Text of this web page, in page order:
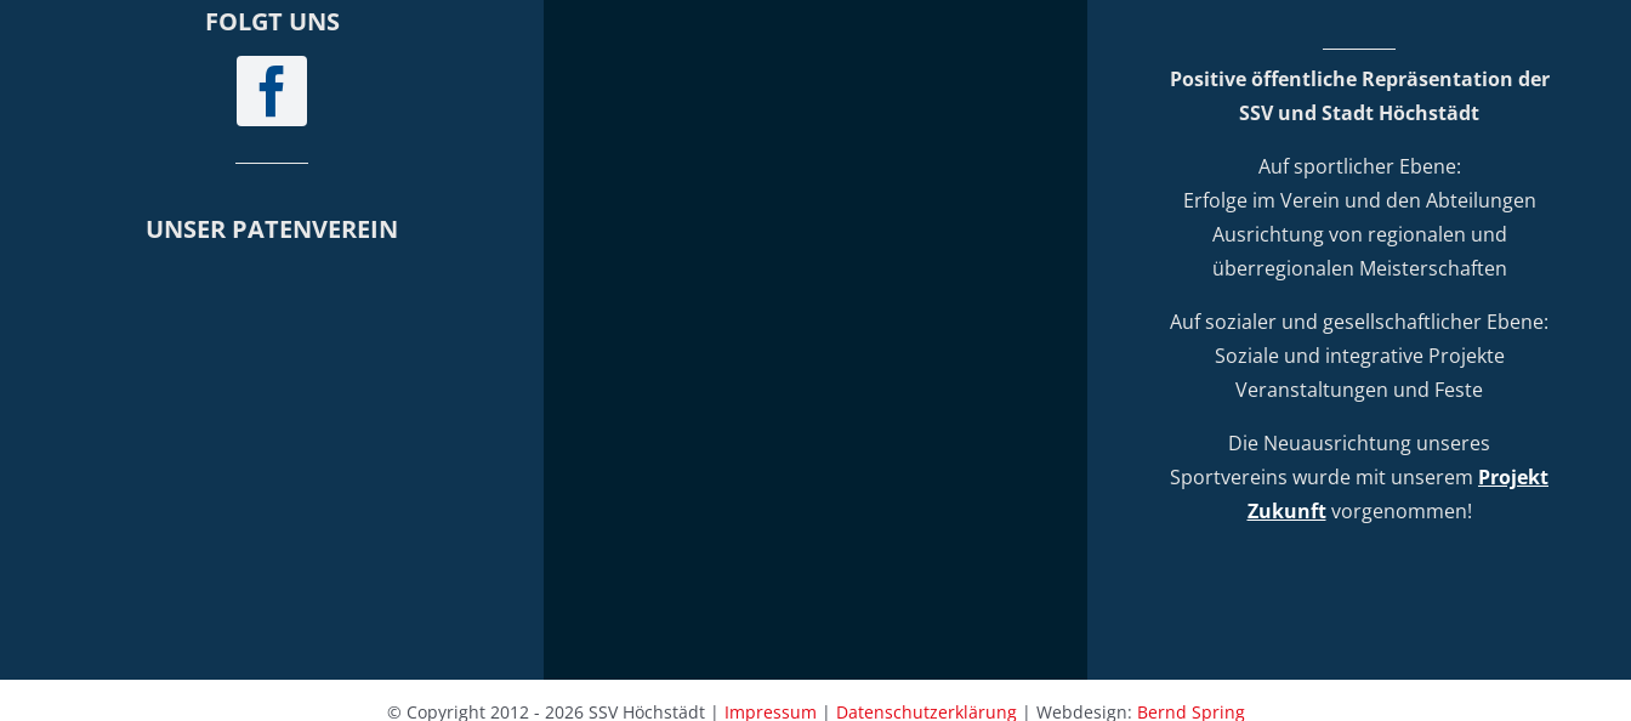
FOLGT UNS
UNSER PATENVEREIN
Positive öffentliche Repräsentation der
SSV und Stadt Höchstädt
Auf sportlicher Ebene:
Erfolge im Verein und den Abteilungen
Ausrichtung von regionalen und
überregionalen Meisterschaften
Auf sozialer und gesellschaftlicher Ebene:
Soziale und integrative Projekte
Veranstaltungen und Feste
Die Neuausrichtung unseres
Sportvereins wurde mit unserem Projekt
Zukunftvorgenommen!
© Copyright 2012 - 2026 SSV Höchstädt | Impressum | Datenschutzerklärung| Webdesign: Bernd Spring